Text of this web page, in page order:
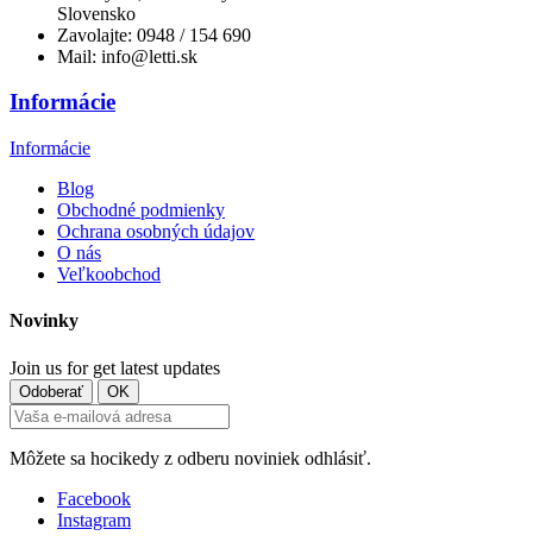
Slovensko
Zavolajte: 0948 / 154 690
Mail: info@letti.sk
Informácie
Informácie
Blog
Obchodné podmienky
Ochrana osobných údajov
O nás
Veľkoobchod
Novinky
Join us for get latest updates
Môžete sa hocikedy z odberu noviniek odhlásiť.
Facebook
Instagram